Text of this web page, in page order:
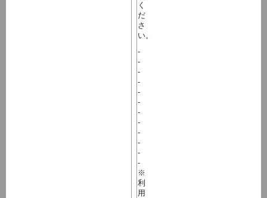
く
だ
さ
い。
-
-
-
-
-
-
-
-
-
-
-
-
※
利
用